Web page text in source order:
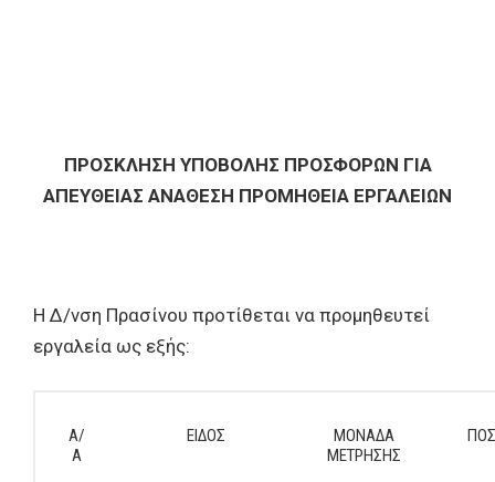
ΠΡΟΣΚΛΗΣΗ ΥΠΟΒΟΛΗΣ ΠΡΟΣΦΟΡΩΝ ΓΙΑ
ΑΠΕΥΘΕΙΑΣ ΑΝΑΘΕΣΗ ΠΡΟΜΗΘΕΙΑ ΕΡΓΑΛΕΙΩΝ
Η Δ/νση Πρασίνου προτίθεται να προμηθευτεί
εργαλεία ως εξής:
Α/
Α
ΕΙΔΟΣ
ΜΟΝΑΔΑ
ΜΕΤΡΗΣΗΣ